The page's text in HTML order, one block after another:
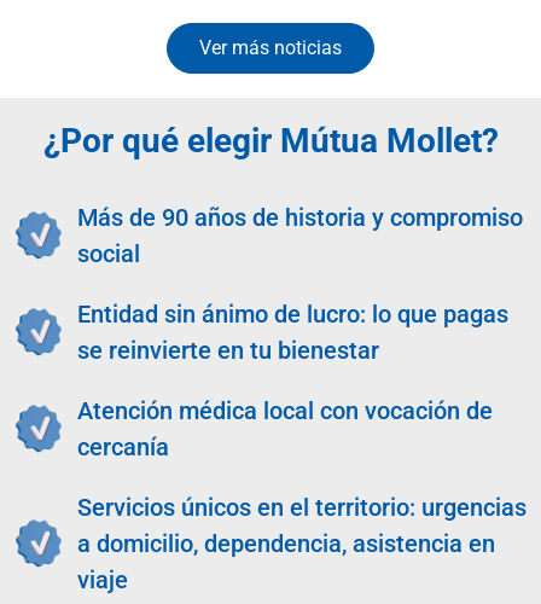
Ver más noticias
¿Por qué elegir Mútua Mollet?
Más de 90 años de historia y compromiso
social
Entidad sin ánimo de lucro: lo que pagas
se reinvierte en tu bienestar
Atención médica local con vocación de
cercanía
Servicios únicos en el territorio: urgencias
a domicilio, dependencia, asistencia en
viaje